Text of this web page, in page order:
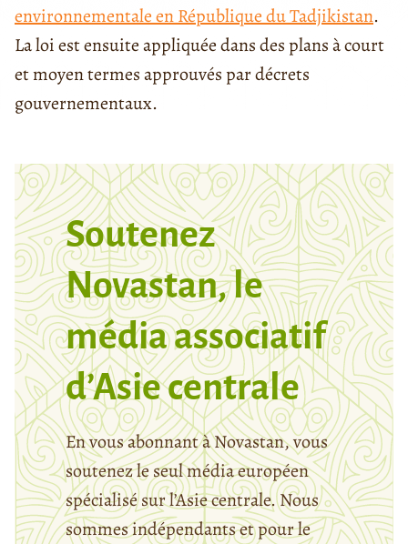
environnementale en République du Tadjikistan.
La loi est ensuite appliquée dans des plans à court
et moyen termes approuvés par décrets
gouvernementaux.
Soutenez
Novastan, le
média associatif
d’Asie centrale
En vous abonnant à Novastan, vous
soutenez le seul média européen
spécialisé sur l’Asie centrale. Nous
sommes indépendants et pour le